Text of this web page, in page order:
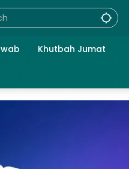
Khutbah Jumat